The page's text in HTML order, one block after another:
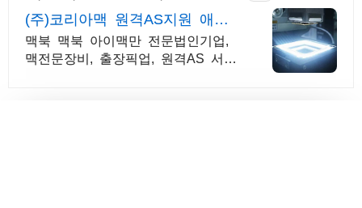
(주)코리아맥 원격AS지원 애플
정식자격보유 신속출장점검
맥북 맥북 아이맥만 전문법인기업,
맥전문장비, 출장픽업, 원격AS 서울,